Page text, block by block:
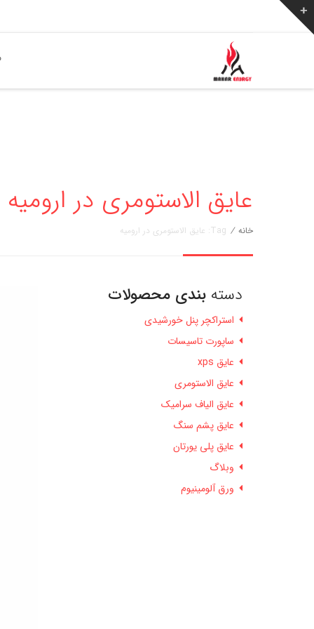
عایق الاستومری در ارومیه » مهار
خانه / Tag: عایق الاستومری در ارومیه
دسته بندی محصولات
استراکچر پنل خورشیدی
ساپورت تاسیسات
عایق xps
عایق الاستومری
عایق الیاف سرامیک
عایق پشم سنگ
عایق پلی یورتان
وبلاگ
ورق آلومینیوم